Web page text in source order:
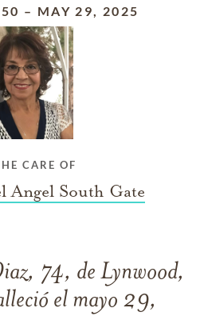
– MAY 29, 2025
CARE OF
Angel South Gate
74, de Lynwood,
el mayo 29,